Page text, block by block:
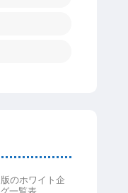
版のホワイト企